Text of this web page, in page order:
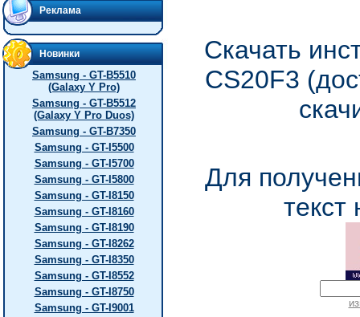
Реклама
Новинки
Samsung - GT-B5510
(Galaxy Y Pro)
Samsung - GT-B5512
(Galaxy Y Pro Duos)
Samsung - GT-B7350
Samsung - GT-I5500
Samsung - GT-I5700
Samsung - GT-I5800
Samsung - GT-I8150
Samsung - GT-I8160
Samsung - GT-I8190
Samsung - GT-I8262
Samsung - GT-I8350
Samsung - GT-I8552
Samsung - GT-I8750
Samsung - GT-I9001
Скачать
CS20F3
Для
текст